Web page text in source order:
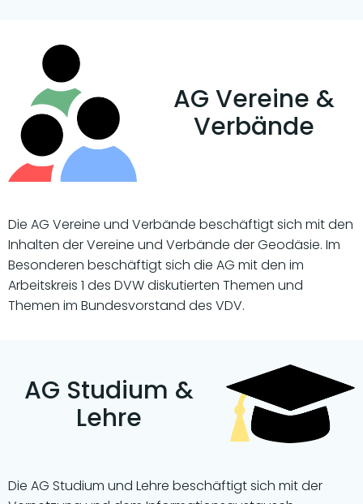
AG Vereine &
Verbände
Die AG Vereine und Verbände beschäftigt sich mit den
Inhalten der Vereine und Verbände der Geodäsie. Im
Besonderen beschäftigt sich die AG mit den im
Arbeitskreis 1 des DVW diskutierten Themen und
Themen im Bundesvorstand des VDV.
AG Studium &
Lehre
Die AG Studium und Lehre beschäftigt sich mit der